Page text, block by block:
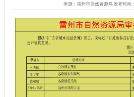
来源：雷州市自然资源局 发布时间